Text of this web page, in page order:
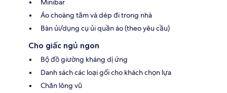
Minibar
Áo choàng tắm và dép đi trong nhà
Bàn ủi/dụng cụ ủi quần áo (theo yêu cầu)
Cho giấc ngủ ngon
Bộ đồ giường kháng dị ứng
Danh sách các loại gối cho khách chọn lựa
Chăn lông vũ